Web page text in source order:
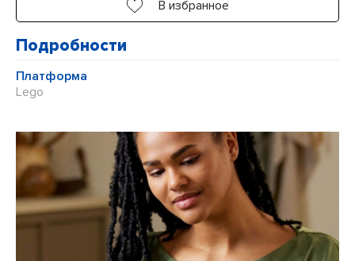
В избранное
Подробности
Платформа
Lego